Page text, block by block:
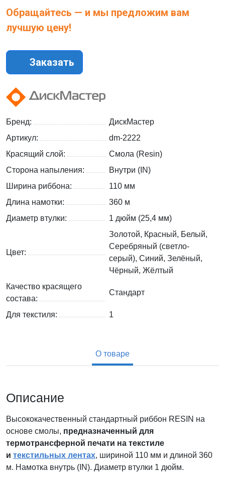
Обращайтесь — и мы предложим вам
лучшую цену!
Заказать
Бренд:
ДискМастер
Артикул:
dm-2222
Красящий слой:
Смола (Resin)
Сторона напыления:
Внутри (IN)
Ширина риббона:
110 мм
Длина намотки:
360 м
Диаметр втулки:
1 дюйм (25,4 мм)
Цвет:
Золотой, Красный, Белый,
Серебряный (светло-
серый), Синий, Зелёный,
Чёрный, Жёлтый
Качество красящего
состава:
Стандарт
Для текстиля: 1
О товаре
Описание
Высококачественный стандартный риббон RESIN на
основе смолы, предназначенный для
термотрансферной печати на текстиле
и текстильных лентах, шириной 110 мм и длиной 360
м. Намотка внутрь (IN). Диаметр втулки 1 дюйм.